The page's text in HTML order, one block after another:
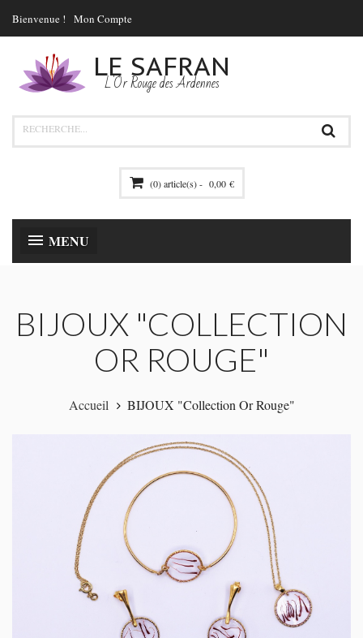
Bienvenue ! Mon Compte
LE SAFRAN
L'Or Rouge des Ardennes
(0) article(s) - 0,00 €
MENU
BIJOUX "COLLECTION
OR ROUGE"
Accueil BIJOUX "Collection Or Rouge"